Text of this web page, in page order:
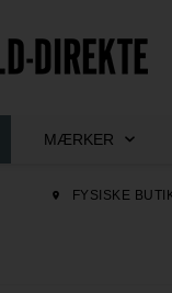
MÆRKER
FYSISKE